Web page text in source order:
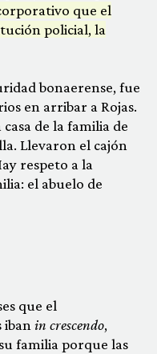
que el
policial, la
bonaerense, fue
en arribar a Rojas.
de la familia de
Llevaron el cajón
respeto a la
el abuelo de
que el
in crescendo,
familia porque las